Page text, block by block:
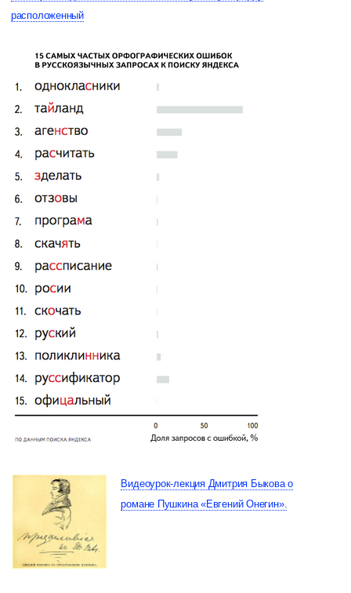
расположенный
Видеоурок-лекция Дмитрия Быкова о
романе Пушкина «Евгений Онегин».